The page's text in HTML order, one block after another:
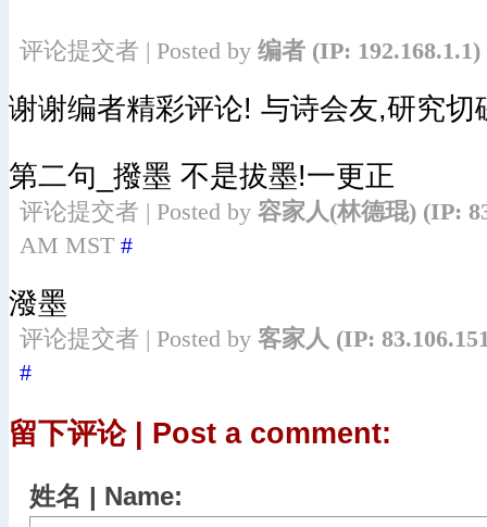
评论提交者 | Posted by 编者 (IP: 192.168.1.1)
谢谢编者精彩评论! 与诗会友,研究
第二句_撥墨 不是拔墨!一更正
评论提交者 | Posted by 容家人(林德琨) (IP:
AM MST #
潑墨
评论提交者 | Posted by 客家人 (IP:
#
留下评论 | Post a comment:
姓名 | Name: